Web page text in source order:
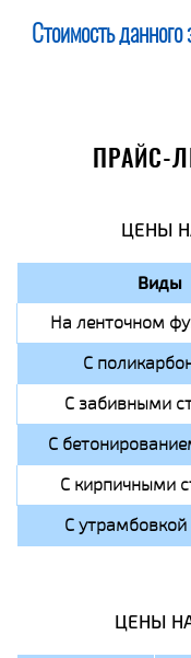
Стоимость
ПРАЙС-
ЦЕНЫ
Виды
На ленточном
С
С забивными
С
С кирпичными
С
ЦЕНЫ